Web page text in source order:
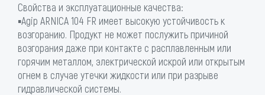
Свойства и эксплуатационные качества:
▪Agip ARNICA 104 FR имеет высокую устойчивость к
возгоранию. Продукт не может послужить причиной
возгорания даже при контакте с расплавленным или
горячим металлом, электрической искрой или открытым
огнем в случае утечки жидкости или при разрыве
гидравлической системы.